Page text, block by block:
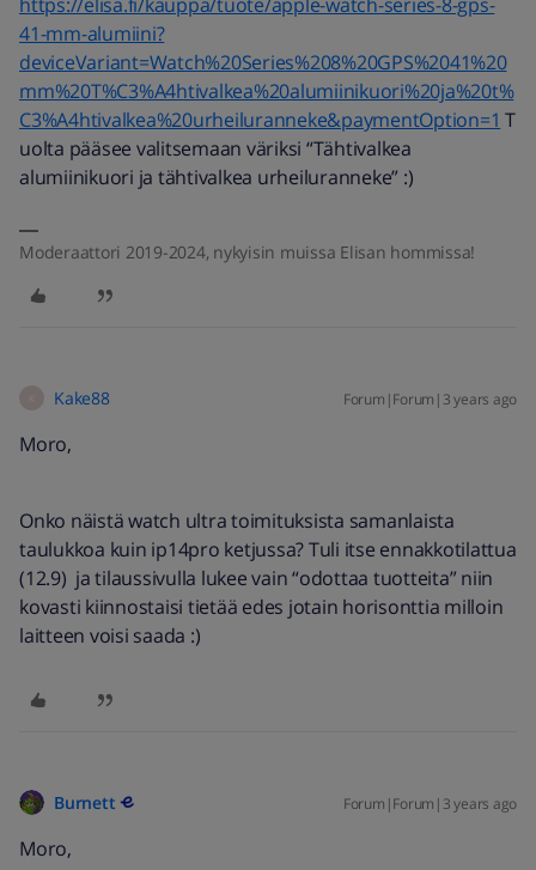
41-mm-alumiini?
deviceVariant=Watch%20Series%208%20GPS%2041%20
mm%20T%C3%A4htivalkea%20alumiinikuori%20ja%20t%
C3%A4htivalkea%20urheiluranneke&paymentOption=1 T
uolta pääsee valitsemaan väriksi “Tähtivalkea
alumiinikuori ja tähtivalkea urheiluranneke” :)
Moderaattori 2019-2024, nykyisin muissa Elisan hommissa!
Kake88 Forum|Forum|3 years ago
Moro,
Onko näistä watch ultra toimituksista samanlaista
taulukkoa kuin ip14pro ketjussa? Tuli itse ennakkotilattua
(12.9) ja tilaussivulla lukee vain “odottaa tuotteita” niin
kovasti kiinnostaisi tietää edes jotain horisonttia milloin
laitteen voisi saada :)
Burnett Forum|Forum|3 years ago
Moro,